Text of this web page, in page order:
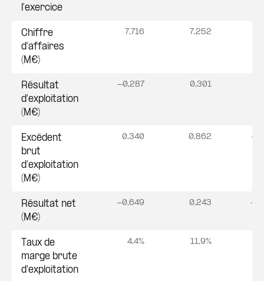
l'exercice
Chiffre
d'affaires
(M€)
7,716 7,252
Résultat
d'exploitation
(M€)
-0,287 0,301 -
Excédent
brut
d’exploitation
(M€)
0,340 0,862 -
Résultat net
(M€)
-0,649 0,243 -
Taux de
marge brute
d'exploitation
4,4% 11,9%